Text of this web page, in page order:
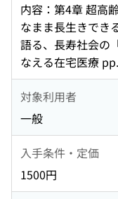
内容：第4章 超高
なまま長生きでき
語る、長寿社会の
なえる在宅医療
対象利用者
一般
入手条件・定価
1500円